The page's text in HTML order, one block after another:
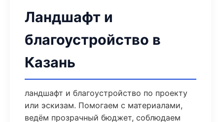
Ландшафт и
благоустройство в
Казань
ландшафт и благоустройство по проекту
или эскизам. Помогаем с материалами,
ведём прозрачный бюджет, соблюдаем